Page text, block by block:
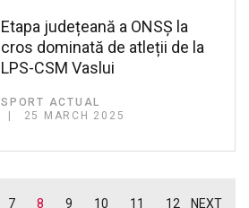
Etapa județeană a ONSȘ la
cros dominată de atleții de la
LPS-CSM Vaslui
SPORT ACTUAL
25 MARCH 2025
7 8 9 10 11 12 NEXT